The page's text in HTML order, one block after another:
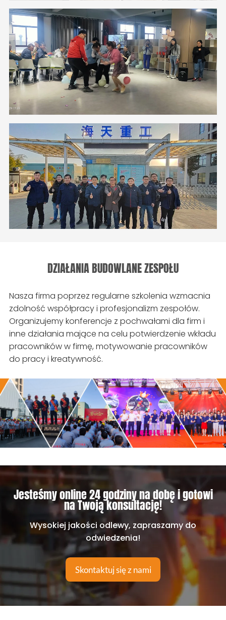
DZIAŁANIA BUDOWLANE ZESPOŁU
Nasza firma poprzez regularne szkolenia wzmacnia
zdolność współpracy i profesjonalizm zespołów.
Organizujemy konferencje z pochwałami dla firm i
inne działania mające na celu potwierdzenie wkładu
pracowników w firmę, motywowanie pracowników
do pracy i kreatywność.
Jesteśmy online 24 godziny na dobę i gotowi
na Twoją konsultację!
Wysokiej jakości odlewy, zapraszamy do
odwiedzenia!
Skontaktuj się z nami